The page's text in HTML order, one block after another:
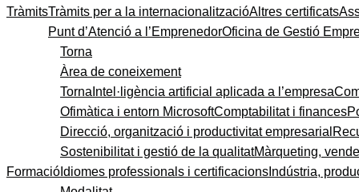
TràmitsTràmits per a la internacionalitzacióAltres certificats
Punt d’Atenció a l’EmprenedorOficina de Gestió
Formació
Torna
Àrea de coneixement
Torna Intel·ligència artificial aplicada a l’empresa
Ofimàtica i entorn MicrosoftComptabilitat i finances
Direcció, organització i productivitat empresarial
Sostenibilitat i gestió de la qualitatMàrqueting,
Idiomes professionals i certificacions Indústria,